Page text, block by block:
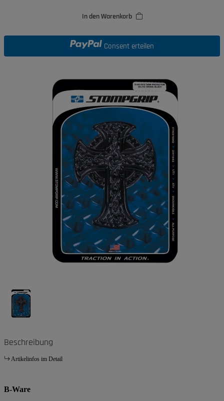
In den Warenkorb
Consent erteilen
Beschreibung
Artikelinfos im Detail
B-Ware